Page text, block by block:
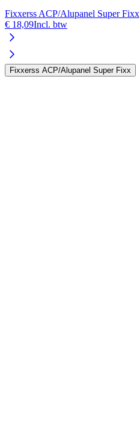
Fixxerss ACP/Alupanel Super Fixx
€ 18,09Incl. btw
Fixxerss ACP/Alupanel Super Fixx